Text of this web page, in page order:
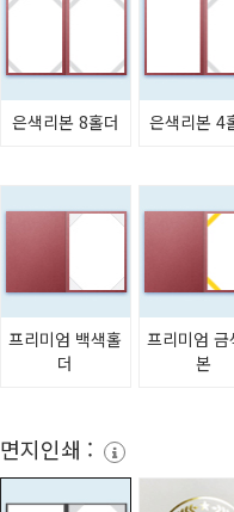
은색리본 8홀더 은색리본 4
프리미엄 백색홀
더
프리미엄 금
본
면지인쇄 :